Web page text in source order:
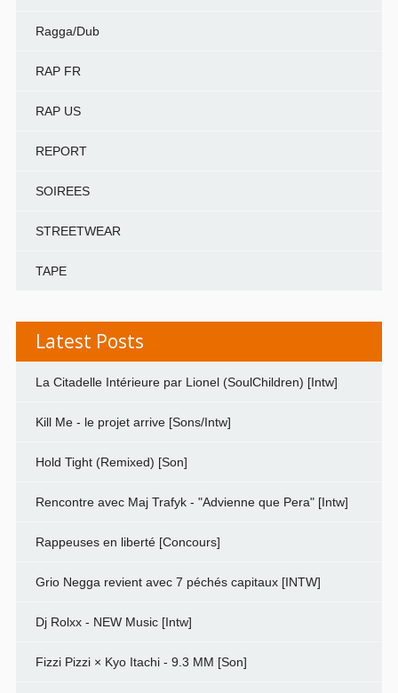
Ragga/Dub
RAP FR
RAP US
REPORT
SOIREES
STREETWEAR
TAPE
Latest Posts
La Citadelle Intérieure par Lionel (SoulChildren) [Intw]
Kill Me - le projet arrive [Sons/Intw]
Hold Tight (Remixed) [Son]
Rencontre avec Maj Trafyk - "Advienne que Pera" [Intw]
Rappeuses en liberté [Concours]
Grio Negga revient avec 7 péchés capitaux [INTW]
Dj Rolxx - NEW Music [Intw]
Fizzi Pizzi × Kyo Itachi - 9.3 MM [Son]